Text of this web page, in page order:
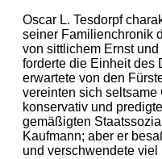
Oscar L. Tesdorpf
seiner Familienchronik
von sittlichem Ernst
forderte die Einheit des
erwartete von den
vereinten sich seltsame
konservativ und
gemäßigten
Kaufmann; aber er
und verschwendete